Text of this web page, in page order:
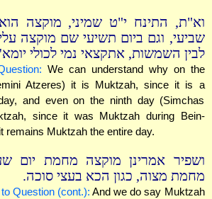
וא"ת, התינח י"ט שמיני, מוקצה
שביעי, וגם ביום תשיעי שם מוקצה
לבין השמשות, אתקצאי נמי לכולי
We can understand why on the
Atzeres) it is Muktzah, since it is a
and even on the ninth day (Simchas
since it was Muktzah during Bein-
remains Muktzah the entire day.
ושפיר אמרינן מוקצה מחמת יום
מחמת מצוה, כגון הכא בעצי סוכה.
Question (cont.): And we do say Muktzah